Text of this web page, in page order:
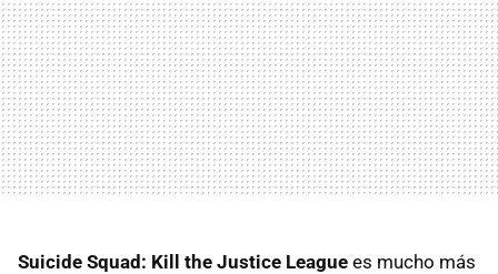
Suicide Squad: Kill the Justice League es mucho más